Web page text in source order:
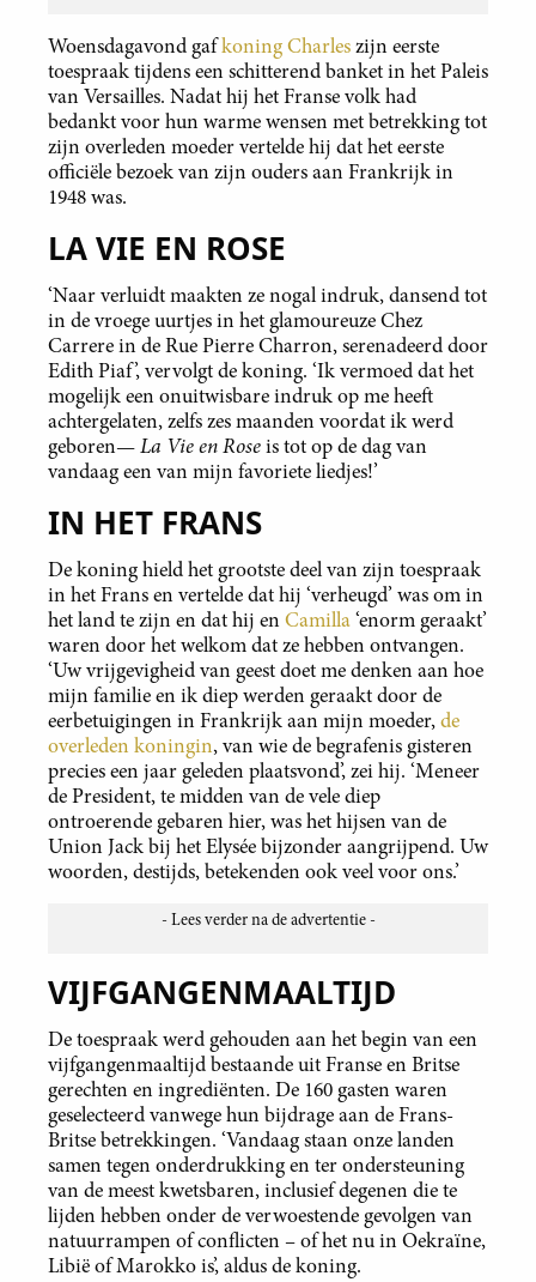
Woensdagavond gafkoning Charleszijn eerste
toespraak tijdens een schitterend banket in het Paleis
van Versailles. Nadat hij het Franse volk had
bedankt voor hun warme wensen met betrekking tot
zijn overleden moeder vertelde hij dat het eerste
officiële bezoek van zijn ouders aan Frankrijk in
1948 was.
LA VIE EN ROSE
‘Naar verluidt maakten ze nogal indruk, dansend tot
in de vroege uurtjes in het glamoureuze Chez
Carrere in de Rue Pierre Charron, serenadeerd door
Edith Piaf’, vervolgt de koning. ‘Ik vermoed dat het
mogelijk een onuitwisbare indruk op me heeft
achtergelaten, zelfs zes maanden voordat ik werd
geboren—La Vie en Roseis tot op de dag van
vandaag een van mijn favoriete liedjes!’
IN HET FRANS
De koning hield het grootste deel van zijn toespraak
in het Frans en vertelde dat hij ‘verheugd’ was om in
het land te zijn en dat hij en Camilla‘enorm geraakt’
waren door het welkom dat ze hebben ontvangen.
‘Uw vrijgevigheid van geest doet me denken aan hoe
mijn familie en ik diep werden geraakt door de
eerbetuigingen in Frankrijk aan mijn moeder,de
overleden koningin, van wie de begrafenis gisteren
precies een jaar geleden plaatsvond’, zei hij. ‘Meneer
de President, te midden van de vele diep
ontroerende gebaren hier, was het hijsen van de
Union Jack bij het Elysée bijzonder aangrijpend. Uw
woorden, destijds, betekenden ook veel voor ons.’
VIJFGANGENMAALTIJD
De toespraak werd gehouden aan het begin van een
vijfgangenmaaltijd bestaande uit Franse en Britse
gerechten en ingrediënten. De 160 gasten waren
geselecteerd vanwege hun bijdrage aan de Frans-
Britse betrekkingen. ‘Vandaag staan onze landen
samen tegen onderdrukking en ter ondersteuning
van de meest kwetsbaren, inclusief degenen die te
lijden hebben onder de verwoestende gevolgen van
natuurrampen of conflicten – of het nu in Oekraïne,
Libië of Marokko is’, aldus de koning.